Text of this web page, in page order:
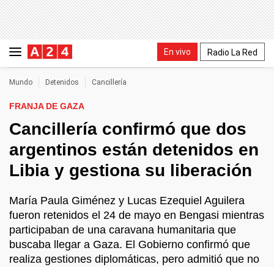
En vivo Radio La Red
Mundo Detenidos Cancillería
FRANJA DE GAZA
Cancillería confirmó que dos
argentinos están detenidos en
Libia y gestiona su liberación
María Paula Giménez y Lucas Ezequiel Aguilera
fueron retenidos el 24 de mayo en Bengasi mientras
participaban de una caravana humanitaria que
buscaba llegar a Gaza. El Gobierno confirmó que
realiza gestiones diplomáticas, pero admitió que no